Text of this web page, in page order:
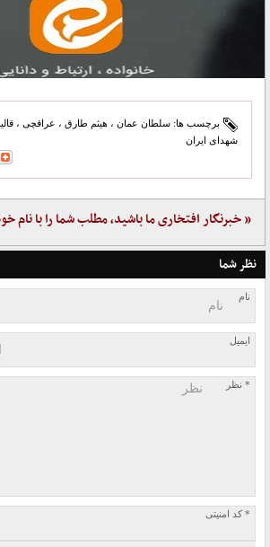
برچسب ها: سلطان عمان ، هیثم طارق ، عراقچی ،
شهدای ایران
« خبرنگار افتخاری ما باشید، مطلب شما را با نام
نظر شما
نام
ایمیل
* نظر
* کد امنیتی